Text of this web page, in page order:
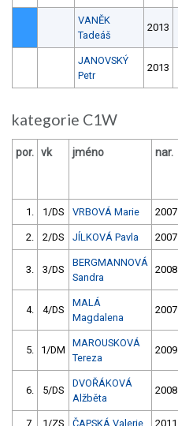
VANĚK
Tadeáš
2013
JANOVSKÝ
Petr
2013
kategorie C1W
por. vk jméno nar.
1. 1/DS VRBOVÁ Marie 2007
2. 2/DS JÍLKOVÁ Pavla 2007
3. 3/DS
BERGMANNOVÁ
Sandra
2008
4. 4/DS
MALÁ
Magdalena
2007
5. 1/DM
MAROUSKOVÁ
Tereza
2009
6. 5/DS
DVOŘÁKOVÁ
Alžběta
2008
7. 1/ZS ČAPSKÁ Valerie 2011